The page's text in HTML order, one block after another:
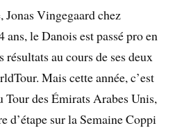
Jonas Vingegaard chez
le Danois est passé pro en
résultats au cours de ses deux
Mais cette année, c’est
Tour des Émirats Arabes Unis,
d’étape sur la Semaine Coppi